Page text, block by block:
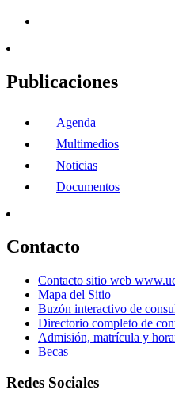
Publicaciones
Agenda
Multimedios
Noticias
Documentos
Contacto
Contacto sitio web
Mapa del Sitio
Buzón interactivo de
Directorio completo de
Admisión, matrícula y
Becas
Redes Sociales